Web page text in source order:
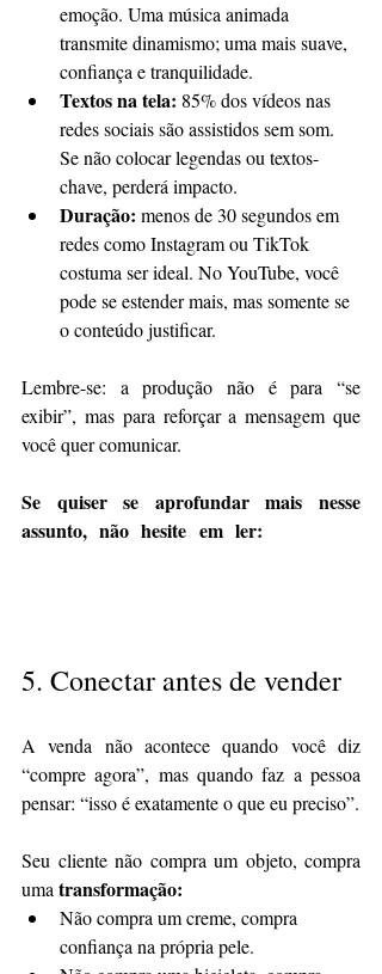
emoção. Uma música animada
transmite dinamismo; uma mais suave,
confiança e tranquilidade.
Textos na tela: 85% dos vídeos nas
redes sociais são assistidos sem som.
Se não colocar legendas ou textos-
chave, perderá impacto.
Duração: menos de 30 segundos em
redes como Instagram ou TikTok
costuma ser ideal. No YouTube, você
pode se estender mais, mas somente se
o conteúdo justificar.
Lembre-se: a produção não é para “se
exibir”, mas para reforçar a mensagem que
você quer comunicar.
Se quiser se aprofundar mais nesse
assunto, não hesite em ler:
5. Conectar antes de vender
A venda não acontece quando você diz
“compre agora”, mas quando faz a pessoa
pensar: “isso é exatamente o que eu preciso”.
Seu cliente não compra um objeto, compra
uma transformação:
Não compra um creme, compra
confiança na própria pele.